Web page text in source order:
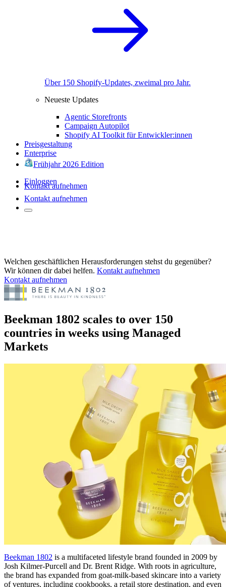
Über 150 Shopify-Updates, zweimal pro Jahr.
Neueste Updates
Agentic Storefronts
Campaign Autopilot
Shopify AI Toolkit für Entwickler:innen
Preisgestaltung
Enterprise
Frühjahr 2026 Edition
Einloggen
Kontakt aufnehmen
Kontakt aufnehmen
Welchen geschäftlichen Herausforderungen stehst du gegenüber?
Wir können dir dabei helfen. Kontakt aufnehmen
Kontakt aufnehmen
Beekman 1802 scales to over 150
countries in weeks using Managed
Markets
Beekman 1802 is a multifaceted lifestyle brand founded in 2009 by
Josh Kilmer-Purcell and Dr. Brent Ridge. With roots in agriculture,
the brand has expanded from goat-milk-based skincare into a variety
of ventures, including cookbooks, a retail store destination, and even